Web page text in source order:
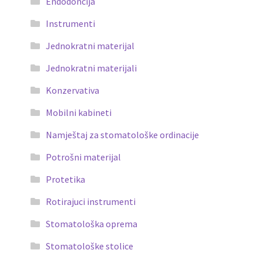
Instrumenti
Jednokratni materijal
Jednokratni materijali
Konzervativa
Mobilni kabineti
Namještaj za stomatološke ordinacije
Potrošni materijal
Protetika
Rotirajuci instrumenti
Stomatološka oprema
Stomatološke stolice